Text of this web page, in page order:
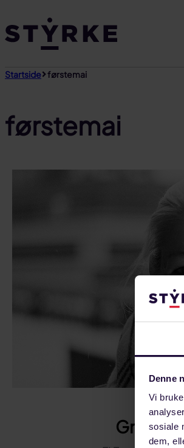
Denne
Vi
sosiale
dem,
til
innhold
Startside førstemai
førstemai